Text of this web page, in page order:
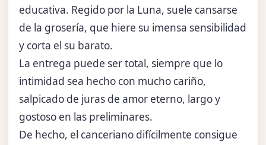
educativa. Regido por la Luna, suele cansarse
de la grosería, que hiere su imensa sensibilidad
y corta el su barato.
La entrega puede ser total, siempre que lo
intimidad sea hecho con mucho cariño,
salpicado de juras de amor eterno, largo y
gostoso en las preliminares.
De hecho, el canceriano difícilmente consigue